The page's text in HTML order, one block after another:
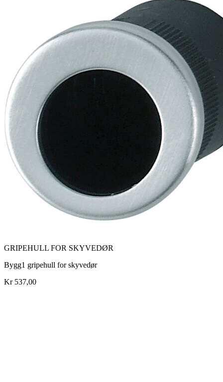
GRIPEHULL FOR SKYVEDØR
Bygg1 gripehull for skyvedør
Kr 537,00